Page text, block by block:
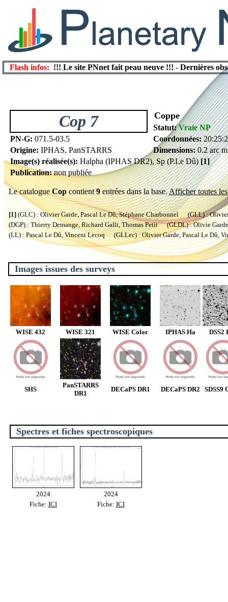
Flash infos: !!! Le site PNnet fait peau neuve !!! - Dernières
Cop 7 Coppe
Statut: Vraie NP
PN-G: 071.5-03.5 Coordonnées:
Origine: IPHAS, PanSTARRS Dimensions:0.2 arc
Image(s) réalisée(s): Halpha (IPHAS DR2), Sp (P.Le Dû)[1]
Publication:non publiée
Le catalogueCopcontient9entrées dans la base.Afficher toutes les
[1](GLC) : Olivier Garde, Pascal Le Dû, Stéphane Charbonnel (GLL) :
(DGP) : Thierry Demange, Richard Galli, Thomas Petit (GLDL) : Olivie
(LL) : Pascal Le Dû, Vincent Lecoq (GLLec) : Olivier Garde, Pascal Le Dû,
Images issues des surveys
WISE 432 WISE 321 WISE Color IPHAS Ha DSS2
SHS
PanSTARRS
DR1
DECaPS DR1 DECaPS DR2 SDSS9
Spectres et fiches spectroscopiques
2024
2024
Fiche: ICI Fiche: ICI